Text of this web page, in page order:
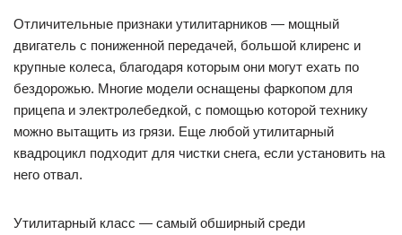
Отличительные признаки утилитарников — мощный
двигатель с пониженной передачей, большой клиренс и
крупные колеса, благодаря которым они могут ехать по
бездорожью. Многие модели оснащены фаркопом для
прицепа и электролебедкой, с помощью которой технику
можно вытащить из грязи. Еще любой утилитарный
квадроцикл подходит для чистки снега, если установить на
него отвал.
Утилитарный класс — самый обширный среди